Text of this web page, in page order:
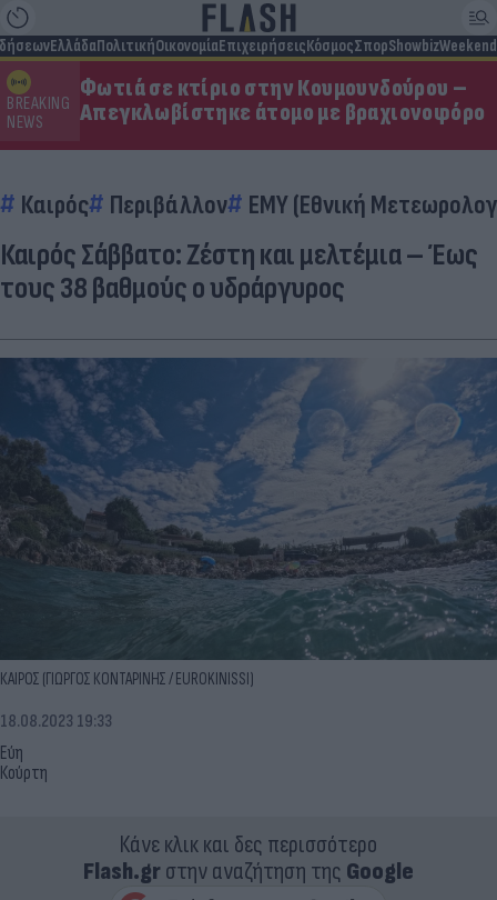
ΕλλάδαΠολιτικήΟικονομίαΕπιχειρήσειςΚόσμοςΣπορShowbizWeekend
BREAKING
NEWS
Φωτιά σε κτίριο στην Κουμουνδούρου –
Απεγκλωβίστηκε άτομο με βραχιονοφόρο
Καιρός Περιβάλλον ΕΜΥ (Εθνική
Καιρός Σάββατο: Ζέστη και μελτέμια – Έως
τους 38 βαθμούς ο υδράργυρος
ΚΑΙΡΟΣ (ΓΙΩΡΓΟΣ ΚΟΝΤΑΡΙΝΗΣ / EUROKINISSI)
Εύη
Κούρτη
18.08.2023 19:33
Κάνε κλικ και δες περισσότερο
Flash.grστην αναζήτηση της Google